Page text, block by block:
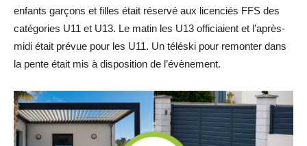
enfants garçons et filles était réservé aux licenciés FFS des
catégories U11 et U13. Le matin les U13 officiaient et l’après-
midi était prévue pour les U11. Un téléski pour remonter dans
la pente était mis à disposition de l’évènement.